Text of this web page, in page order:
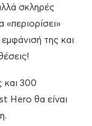
σκληρές
«περιορίσει»
της και
και 300
Hero θα είναι